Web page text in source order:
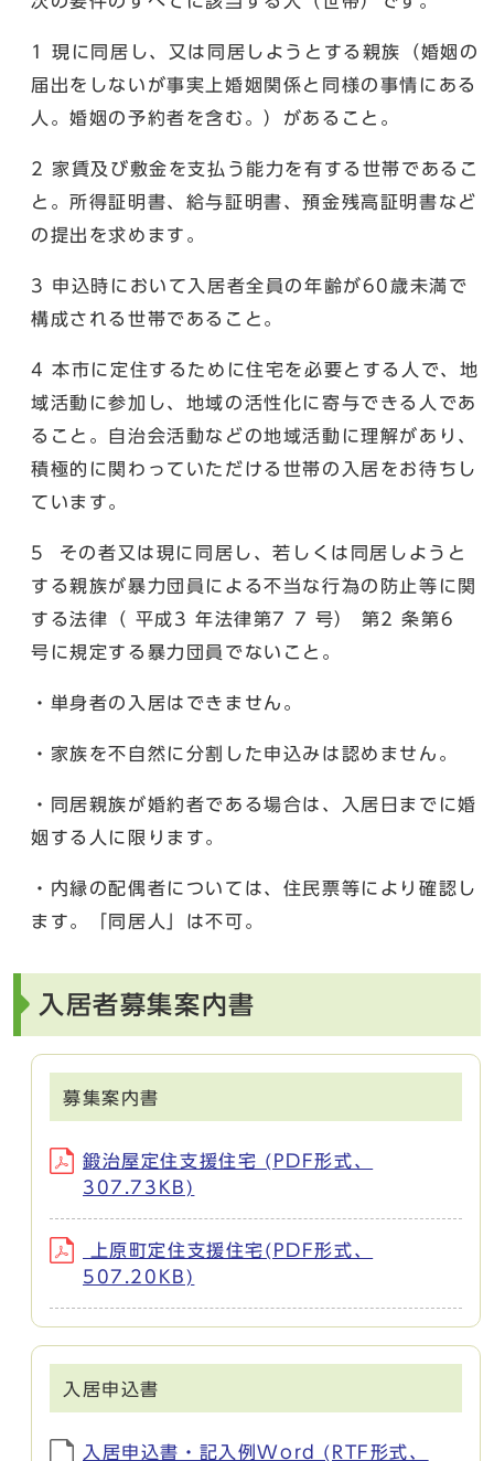
1 現に同居し、又は同居しようとする親族（婚姻の
届出をしないが事実上婚姻関係と同様の事情にある
人。婚姻の予約者を含む。）があること。
2 家賃及び敷金を支払う能力を有する世帯であるこ
と。所得証明書、給与証明書、預金残高証明書など
の提出を求めます。
3 申込時において入居者全員の年齢が60歳未満で
構成される世帯であること。
4 本市に定住するために住宅を必要とする人で、地
域活動に参加し、地域の活性化に寄与できる人であ
ること。自治会活動などの地域活動に理解があり、
積極的に関わっていただける世帯の入居をお待ちし
ています。
5 その者又は現に同居し、若しくは同居しようと
する親族が暴力団員による不当な行為の防止等に関
する法律（ 平成3 年法律第7 7 号） 第2 条第6
号に規定する暴力団員でないこと。
・単身者の入居はできません。
・家族を不自然に分割した申込みは認めません。
・同居親族が婚約者である場合は、入居日までに婚
姻する人に限ります。
・内縁の配偶者については、住民票等により確認し
ます。「同居人」は不可。
入居者募集案内書
募集案内書
鍛治屋定住支援住宅 (PDF形式、
307.73KB)
上原町定住支援住宅(PDF形式、
507.20KB)
入居申込書
入居申込書・記入例Word (RTF形式、